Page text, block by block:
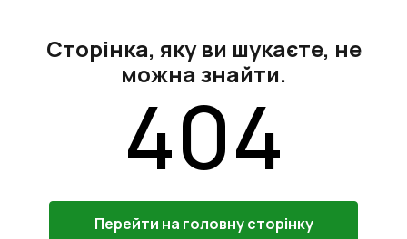
Сторінка, яку ви шукаєте, не
можна знайти.
404
Перейти на головну сторінку